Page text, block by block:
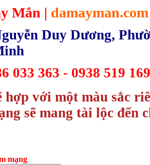
Mắn | damayman.com
Duy Dương,
033 363 - 0938 519
với một màu sắc
sẽ mang tài lộc đến
mạng